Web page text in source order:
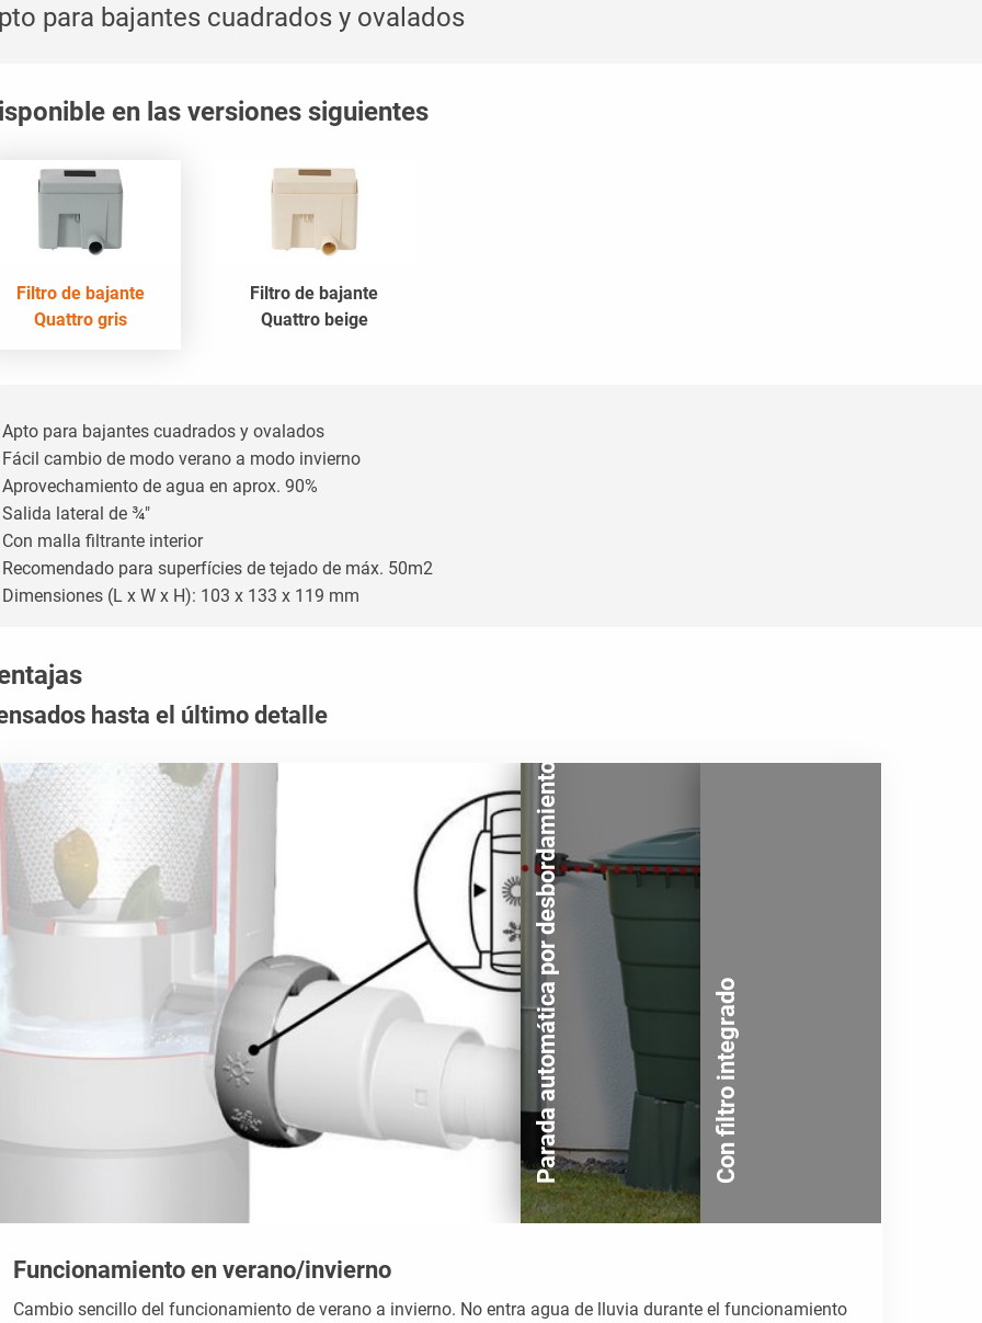
para bajantes cuadrados y ovalados
en las versiones siguientes
Filtro de bajante
Quattro gris
Filtro de bajante
Quattro beige
Apto para bajantes cuadrados y ovalados
Fácil cambio de modo verano a modo invierno
Aprovechamiento de agua en aprox. 90%
Salida lateral de ¾"
Con malla filtrante interior
Recomendado para superfícies de tejado de máx. 50m2
Dimensiones (L x W x H): 103 x 133 x 119 mm
hasta el último detalle
Parada automática por desbordamiento Con filtro integrado
Funcionamiento en verano/invierno
Cambio sencillo del funcionamiento de verano a invierno. No entra agua de lluvia durante el funcionamiento